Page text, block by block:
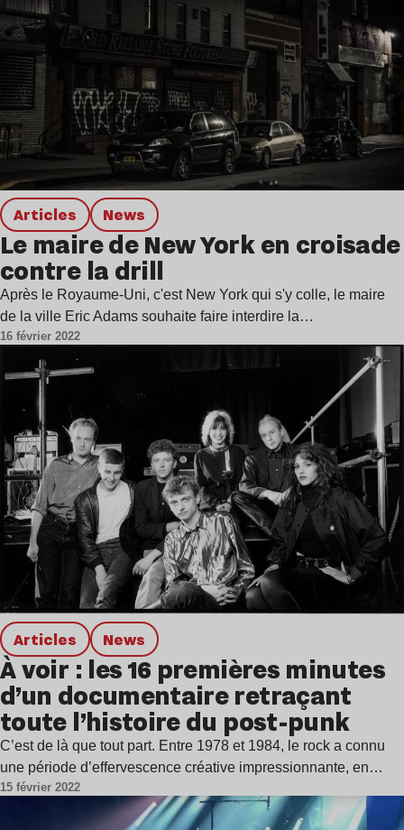
Articles news
Le maire de New York en croisade
contre la drill
Après le Royaume-Uni, c'est New York qui s'y colle, le maire
de la ville Eric Adams souhaite faire interdire la…
16 février 2022
Articles news
À voir : les 16 premières minutes
d’un documentaire retraçant
toute l’histoire du post-punk
C’est de là que tout part. Entre 1978 et 1984, le rock a connu
une période d’effervescence créative impressionnante, en…
15 février 2022